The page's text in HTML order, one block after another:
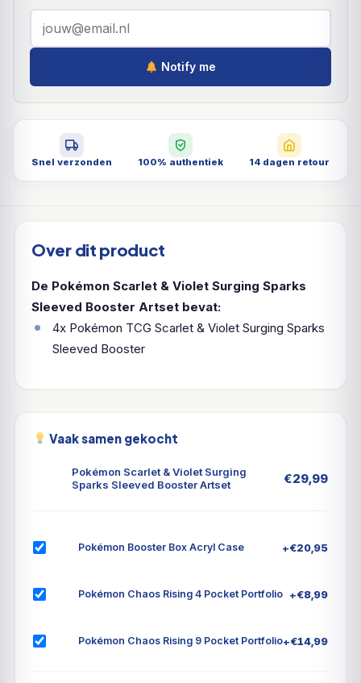
Notify me
Snel verzonden 100% authentiek 14 dagen retour
Over dit product
De Pokémon Scarlet & Violet Surging Sparks
Sleeved Booster Artset bevat:
4x Pokémon TCG Scarlet & Violet Surging Sparks
Sleeved Booster
Vaak samen gekocht
Pokémon Scarlet & Violet Surging
Sparks Sleeved Booster Artset
€29,99
Pokémon Booster Box Acryl Case +€20,95
Pokémon Chaos Rising 4 Pocket Portfolio +€8,99
Pokémon Chaos Rising 9 Pocket Portfolio+€14,99